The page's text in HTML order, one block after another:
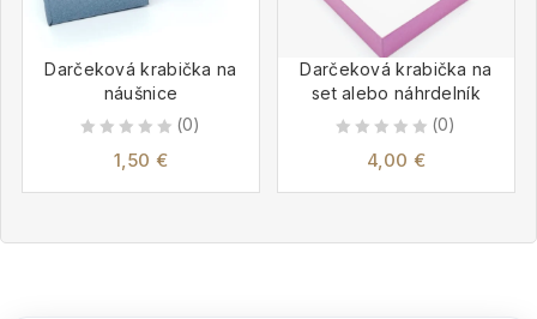
Darčeková krabička na
náušnice
(0)
1,50 €
Darčeková krabička na
set alebo náhrdelník
(0)
4,00 €